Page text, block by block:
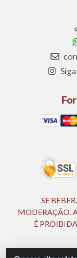
SE
MODERAÇÃO.
É
Ingá